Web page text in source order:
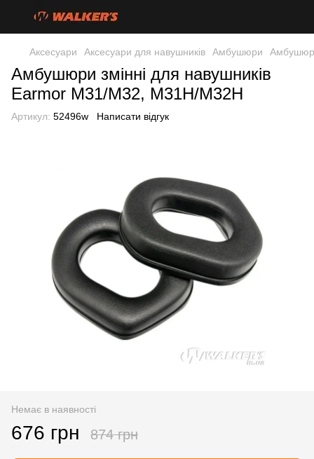
Аксесуари Аксесуари для навушників Амбушюри
Амбушюри змінні для навушників
Earmor M31/M32, M31H/M32H
Артикул: 52496w Написати відгук
Немає в наявності
676 грн 874 грн